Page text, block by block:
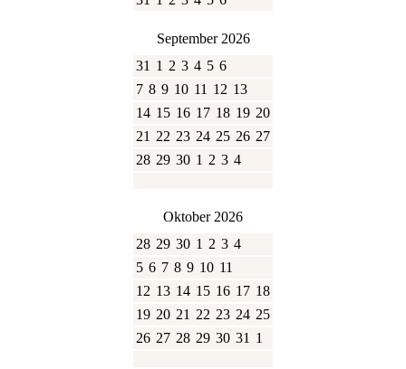
September 2026
31 1 2 3 4 5 6
7 8 9 10 11 12 13
14 15 16 17 18 19 20
21 22 23 24 25 26 27
28 29 30 1 2 3 4
Oktober 2026
28 29 30 1 2 3 4
5 6 7 8 9 10 11
12 13 14 15 16 17 18
19 20 21 22 23 24 25
26 27 28 29 30 31 1